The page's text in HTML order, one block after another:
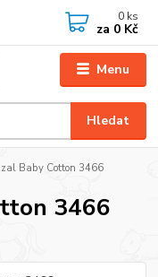
Menu
Hledat
0 ks
za 0 Kč
Baby Cotton 3466
3466